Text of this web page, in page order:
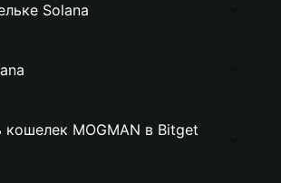
Solana
кошелек MOGMAN в Bitget